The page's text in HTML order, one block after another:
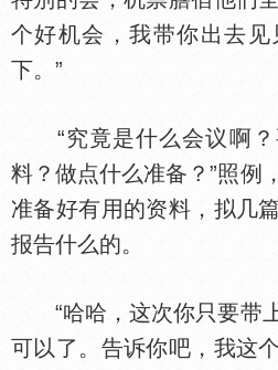
个好机会，我带你出去
下。”
“究竟是什么会议啊？
料？做点什么准备？”照例
准备好有用的资料，拟几
报告什么的。
“哈哈，这次你只要带
可以了。告诉你吧，我这